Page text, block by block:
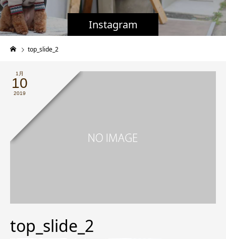
Instagram
top_slide_2
1月
10
2019
top_slide_2